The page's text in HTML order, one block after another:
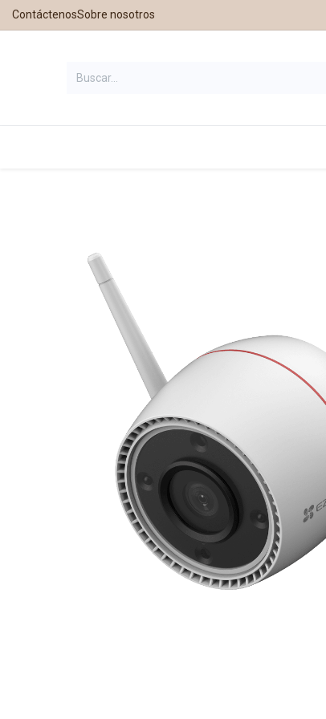
ContáctenosSobre nosotros